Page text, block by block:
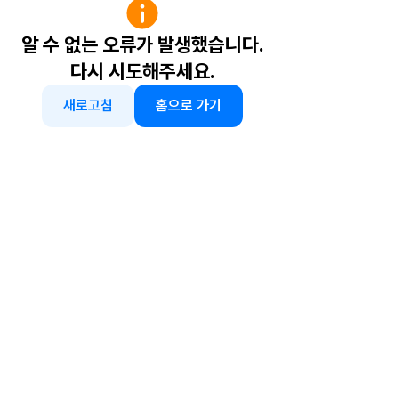
알 수 없는 오류가 발생했습니다.
다시 시도해주세요.
새로고침 홈으로 가기